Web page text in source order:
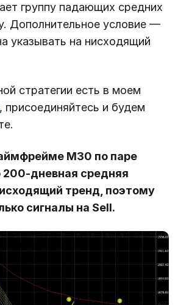
группу падающих средних
Дополнительное условие —
указывать на нисходящий
стратегии есть в моем
, присоединяйтесь и будем
М30 по паре
дневная средняя
тренд, поэтому
сигналы на Sell.